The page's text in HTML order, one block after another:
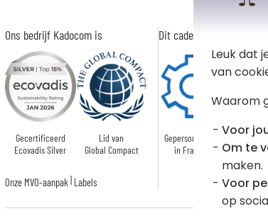
Ons bedrijf Kadocom is
Gecertificeerd
Ecovadis Silver
Lid van
Global Compact
Onze MVO-aanpak Labels
Dit cadeau is
Gepersonaliseerd
in Frankrijk
Leuk dat
van
Waarom
Voor
Om te
maken.
Voor
op